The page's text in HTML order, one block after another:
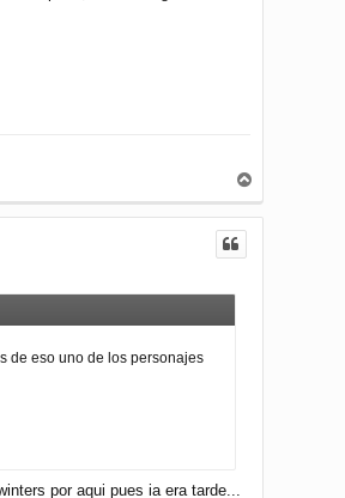
r
r
de eso uno de los personajes
por aqui pues ia era tarde...